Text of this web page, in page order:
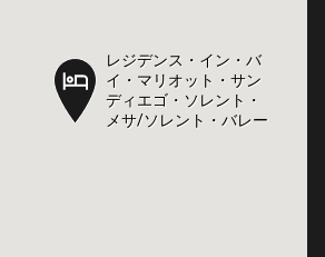
レジデンス・イン・バ
イ・マリオット・サン
ディエゴ・ソレント・
メサ/ソレント・バレー
レジデンス・イン・バ
イ・マリオット・サン
ディエゴ・ソレント・
メサ/ソレント・バレー